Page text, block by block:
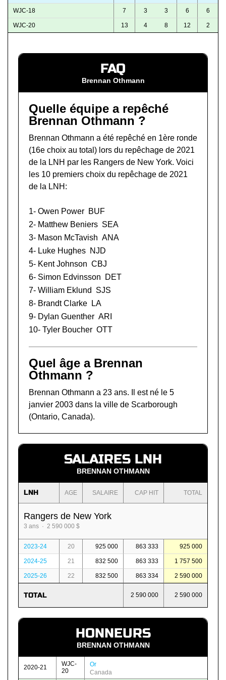
WJC-18 7 3 3 6 6
WJC-20 13 4 8 12 2
FAQ
Brennan Othmann
Quelle équipe a repêché
Brennan Othmann ?
Brennan Othmann a été repêché en 1ère ronde
(16e choix au total) lors du repêchage de 2021
de la LNH par les Rangers de New York. Voici
les 10 premiers choix du repêchage de 2021
de la LNH:
1- Owen Power BUF
2- Matthew Beniers SEA
3- Mason McTavish ANA
4- Luke Hughes NJD
5- Kent Johnson CBJ
6- Simon Edvinsson
DET
7- William Eklund
SJS
8- Brandt Clarke
LA
9- Dylan Guenther ARI
10- Tyler Boucher OTT
Quel âge a Brennan
Othmann ?
Brennan Othmann a 23 ans. Il est né le 5
janvier 2003 dans la ville de Scarborough
(Ontario, Canada).
SALAIRES LNH
BRENNAN OTHMANN
LNH AGE SALAIRE CAP HIT TOTAL
Rangers de New York
3 ans · 2 590 000 $
2023-24 20 925 000 863 333 925 000
2024-25 21 832 500 863 333 1 757 500
2025-26 22 832 500 863 334 2 590 000
TOTAL 2 590 000 2 590 000
HONNEURS
BRENNAN OTHMANN
2020-21
WJC-
20
Or
Canada